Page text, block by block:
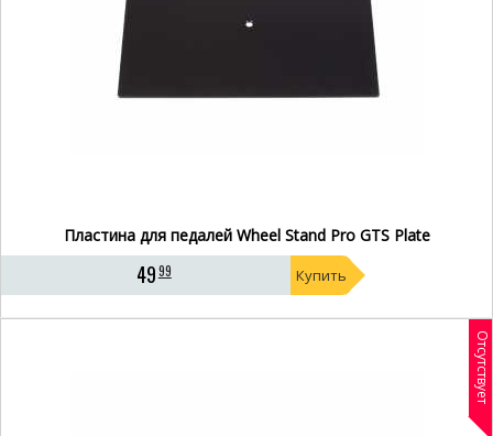
Пластина для педалей Wheel Stand Pro GTS Plate
4999 Купить
Отсутствует